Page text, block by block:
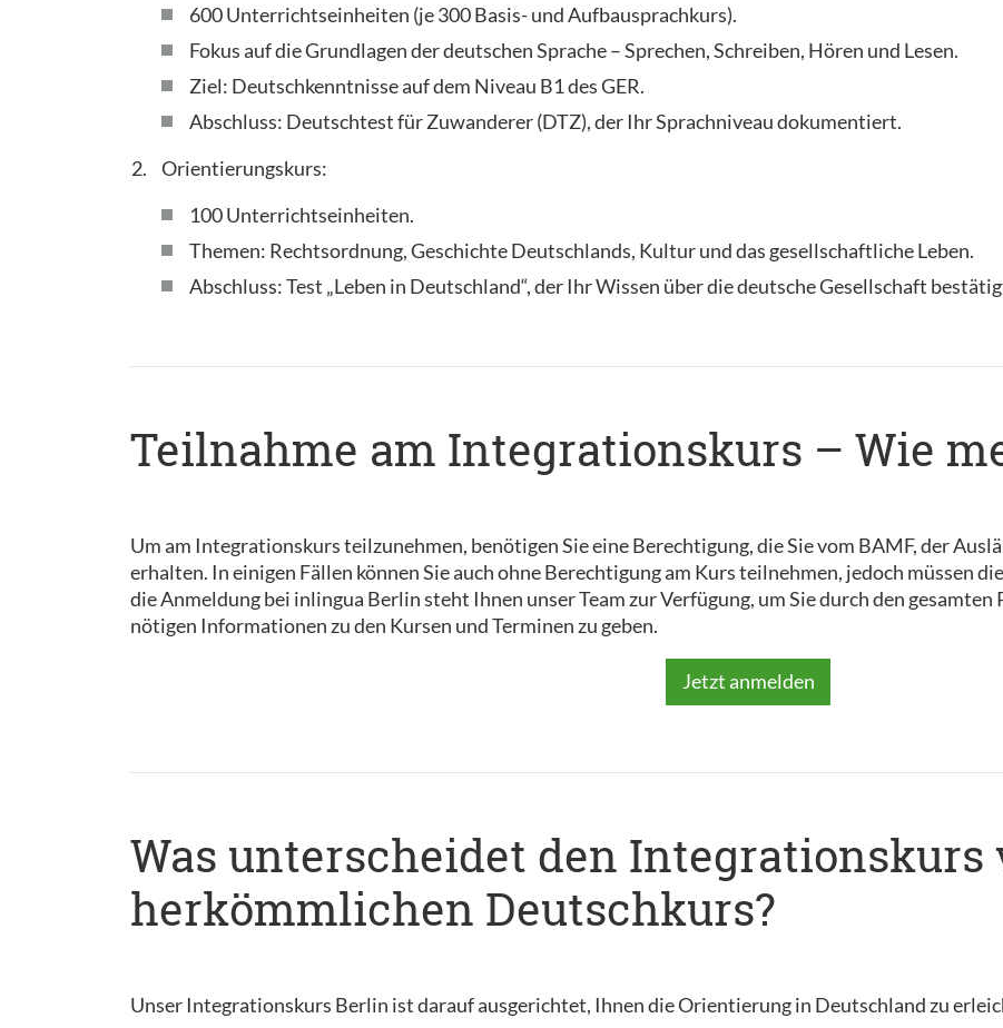
600 Unterrichtseinheiten (je 300 Basis- und Aufbausprachkurs).
Fokus auf die Grundlagen der deutschen Sprache – Sprechen, Schreiben, Hören und Lesen.
Ziel: Deutschkenntnisse auf dem Niveau B1 des GER.
Abschluss: Deutschtest für Zuwanderer (DTZ), der Ihr Sprachniveau dokumentiert.
Orientierungskurs:
100 Unterrichtseinheiten.
Themen: Rechtsordnung, Geschichte Deutschlands, Kultur und das gesellschaftliche Leben.
Abschluss: Test „Leben in Deutschland“, der Ihr Wissen über die deutsche Gesellschaft
Teilnahme am Integrationskurs – Wie
Um am Integrationskurs teilzunehmen, benötigen Sie eine Berechtigung, die Sie vom BAMF, der
erhalten. In einigen Fällen können Sie auch ohne Berechtigung am Kurs teilnehmen, jedoch müssen
die Anmeldung bei inlingua Berlin steht Ihnen unser Team zur Verfügung, um Sie durch den gesamten
nötigen Informationen zu den Kursen und Terminen zu geben.
Jetzt anmelden
Was unterscheidet den Integrationskurs
herkömmlichen Deutschkurs?
Unser Integrationskurs Berlin ist darauf ausgerichtet, Ihnen die Orientierung in Deutschland zu